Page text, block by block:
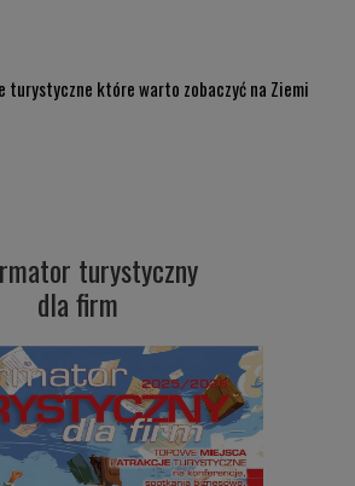
turystyczne które warto zobaczyć na Ziemi
turystyczny
dla firm